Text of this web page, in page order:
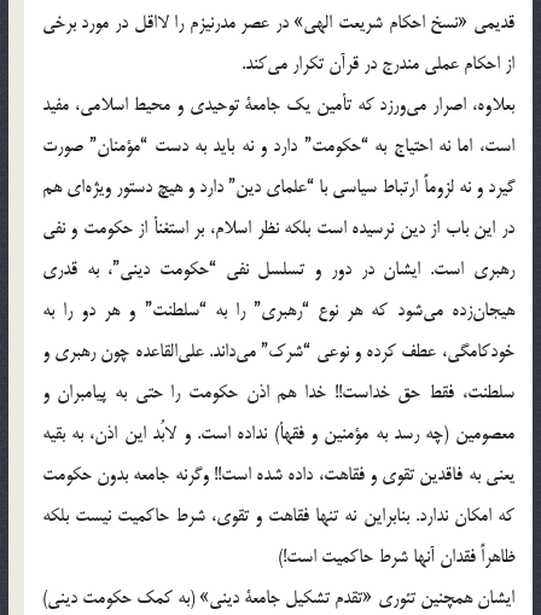
قدیمی‌ «نسخ‌ احکام‌ شریعت‌ الهی» در عصر مدرنیزم‌ را لااقل‌ در مورد برخی‌
از احکام‌ عملی‌ مندرج‌ در قرآن‌ تکرار می‌کند.
بعلاوه، اصرار می‌ورزد که‌ تأمین‌ یک‌ جامعة‌ توحیدی‌ و محیط‌ اسلامی، مفید
است، اما نه‌ احتیاج‌ به‌ “حکومت” دارد و نه‌ باید به‌ دست‌ “مؤ‌منان” صورت‌
گیرد و نه‌ لزوماً‌ ارتباط‌ سیاسی‌ با “علمای‌ دین” دارد و هیچ‌ دستور ویژه‌ای‌ هم‌
در این‌ باب‌ از دین‌ نرسیده‌ است‌ بلکه‌ نظر اسلام، بر استغنأ از حکومت‌ و نفی‌
رهبری‌ است. ایشان‌ در دور و تسلسل‌ نفی‌ “حکومت‌ دینی”، به‌ قدری‌
هیجان‌زده‌ می‌شود که‌ هر نوع‌ “رهبری” را به‌ “سلطنت” و هر دو را به‌
خودکامگی، عطف‌ کرده‌ و نوعی‌ “شرک” می‌داند. علی‌القاعده‌ چون‌ رهبری‌ و
سلطنت، فقط‌ حق‌ خداست!! خدا هم‌ اذن‌ حکومت‌ را حتی‌ به‌ پیامبران‌ و
معصومین‌ (چه‌ رسد به‌ مؤ‌منین‌ و فقهأ) نداده‌ است. و لابُد این‌ اذن، به‌ بقیه‌
یعنی‌ به‌ فاقدین‌ تقوی‌ و فقاهت، داده‌ شده‌ است!! وگرنه‌ جامعه‌ بدون‌ حکومت‌
که‌ امکان‌ ندارد. بنابراین‌ نه‌ تنها فقاهت‌ و تقوی، شرط‌ حاکمیت‌ نیست‌ بلکه‌
ظاهراً‌ فقدان‌ آنها شرط‌ حاکمیت‌ است!)
ایشان‌ همچنین‌ تئوری‌ «تقدم‌ تشکیل‌ جامعة‌ دینی» (به‌ کمک‌ حکومت‌ دینی)